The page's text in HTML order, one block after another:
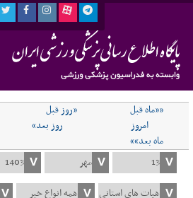
««ماه قبل
«روز قبل
امروز
روز بعد»
ماه بعد»»